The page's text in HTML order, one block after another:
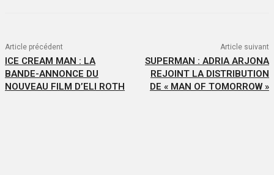
Article précédent
ICE CREAM MAN : LA
BANDE-ANNONCE DU
NOUVEAU FILM D’ELI ROTH
Article suivant
SUPERMAN : ADRIA ARJONA
REJOINT LA DISTRIBUTION
DE « MAN OF TOMORROW »